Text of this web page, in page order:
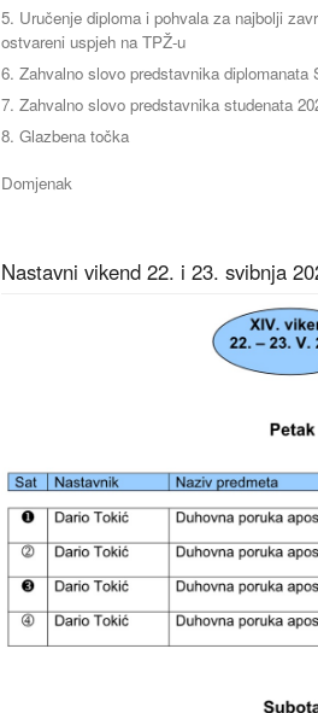
Uručenje diploma i pohvala za najbolji
ostvareni uspjeh na TPŽ-u
Zahvalno slovo predstavnika diplomanata
Zahvalno slovo predstavnika studenata
Glazbena točka
Domjenak
Nastavni vikend 22. i 23. svibnja